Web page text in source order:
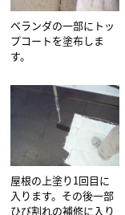
ベランダの一部にトッ
プコートを塗布しま
す。
屋根の上塗り1回目に
入ります。その後一部
ひび割れの補修に入り